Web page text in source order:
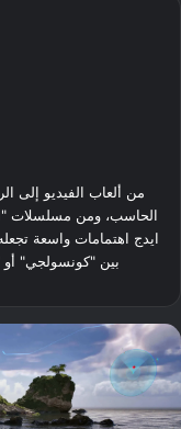
من ألعاب الفيديو إلى
الحاسب، ومن مسلسلات
ايدج اهتمامات واسعة
بين "كونسولجي" أو